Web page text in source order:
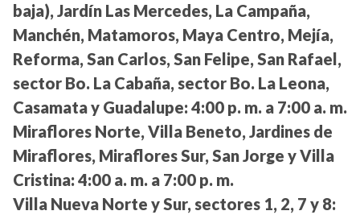
baja), Jardín Las Mercedes, La Campaña,
Manchén, Matamoros, Maya Centro, Mejía,
Reforma, San Carlos, San Felipe, San Rafael,
sector Bo. La Cabaña, sector Bo. La Leona,
Casamata y Guadalupe: 4:00 p. m. a 7:00 a. m.
Miraflores Norte, Villa Beneto, Jardines de
Miraflores, Miraflores Sur, San Jorge y Villa
Cristina: 4:00 a. m. a 7:00 p. m.
Villa Nueva Norte y Sur, sectores 1, 2, 7 y 8: